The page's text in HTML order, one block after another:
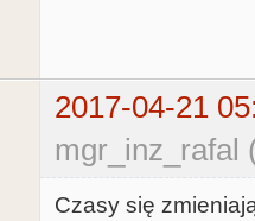
2017-04-21
mgr_inz_rafal
Czasy się